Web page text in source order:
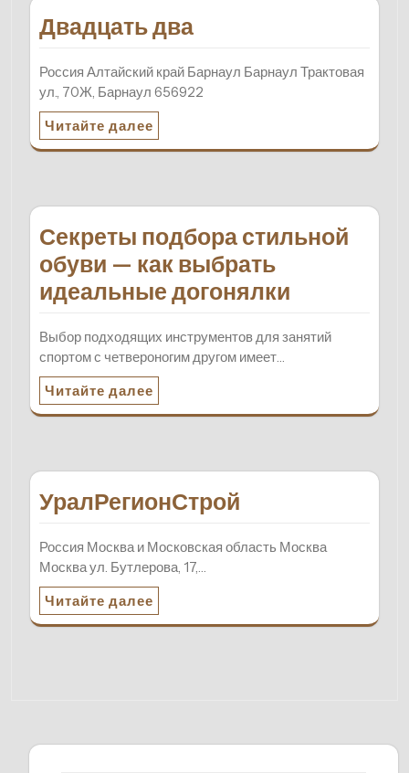
Двадцать два
Россия Алтайский край Барнаул Барнаул Трактовая
ул., 70Ж, Барнаул 656922
Читайте далее
Секреты подбора стильной
обуви — как выбрать
идеальные догонялки
Выбор подходящих инструментов для занятий
спортом с четвероногим другом имеет…
Читайте далее
УралРегионСтрой
Россия Москва и Московская область Москва
Москва ул. Бутлерова, 17,…
Читайте далее